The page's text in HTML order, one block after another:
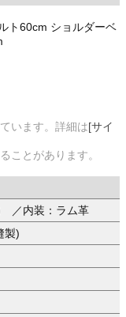
ト60cm ショルダーベ
います。詳細は[サイ
ことがあります。
／内装：ラム革
製)